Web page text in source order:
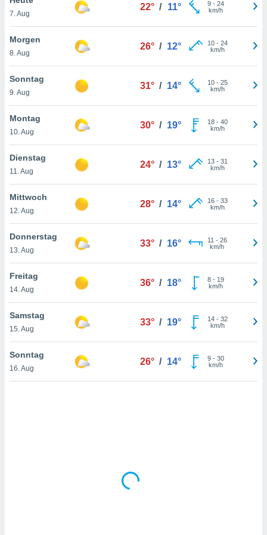
oder
Partner
es uns
das
der
Profil zu
Ihnen
finden
. Sie
jederzeit
Rand
7. Aug
22° / 11° 9- 24
km/h
Morgen
8. Aug
26° / 12° 10- 24
km/h
Sonntag
9. Aug
31° / 14° 10- 25
km/h
Montag
10. Aug
30° / 19° 18- 40
km/h
Dienstag
11. Aug
24° / 13° 13- 31
km/h
Mittwoch
12. Aug
28° / 14° 16- 33
km/h
Donnerstag
13. Aug
33° / 16° 11 - 26
km/h
Freitag
14. Aug
36° / 18° 8- 19
km/h
Samstag
15. Aug
33° / 19° 14- 32
km/h
Sonntag
16. Aug
26° / 14° 9- 30
km/h